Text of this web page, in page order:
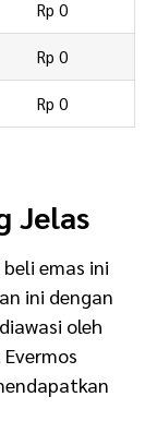
Rp 0
Rp 0
Rp 0
Jelas
emas ini
ini dengan
oleh
Evermos